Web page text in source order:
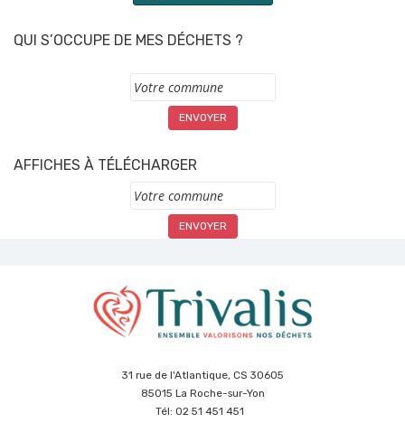
QUI S’OCCUPE DE MES DÉCHETS ?
Commune
AFFICHES À TÉLÉCHARGER
Commune
31 rue de l'Atlantique, CS 30605
85015 La Roche-sur-Yon
Tél: 02 51 451 451